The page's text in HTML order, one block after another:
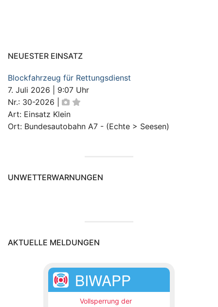
NEUESTER EINSATZ
Blockfahrzeug für Rettungsdienst
7. Juli 2026
9:07 Uhr
Nr.: 30-2026
Art: Einsatz Klein
Ort: Bundesautobahn A7 - (Echte > Seesen)
UNWETTERWARNUNGEN
AKTUELLE MELDUNGEN
BIWAPP
Vollsperrung der